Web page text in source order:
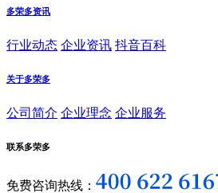
多荣多资讯
行业动态 企业资讯 抖音百科
关于多荣多
公司简介 企业理念 企业服务
联系多荣多
免费咨询热线：